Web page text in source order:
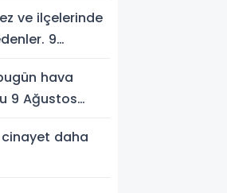
ve ilçelerinde
9
hava
9 Ağustos
daha